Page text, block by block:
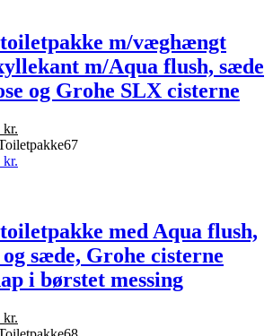
kr..3.998 kr..
m/væghængt
m/Aqua flush, sæde
og Grohe SLX cisterne
kr.
aktuelle
kr..
kr.
4.798 kr..
med Aqua flush,
sæde, Grohe cisterne
i børstet messing
kr.
aktuelle